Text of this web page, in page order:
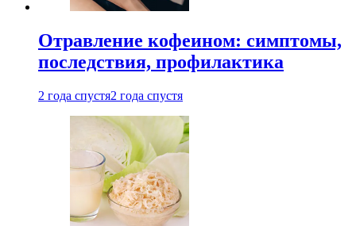
Отравление кофеином: симптомы,
последствия, профилактика
2 года спустя2 года спустя